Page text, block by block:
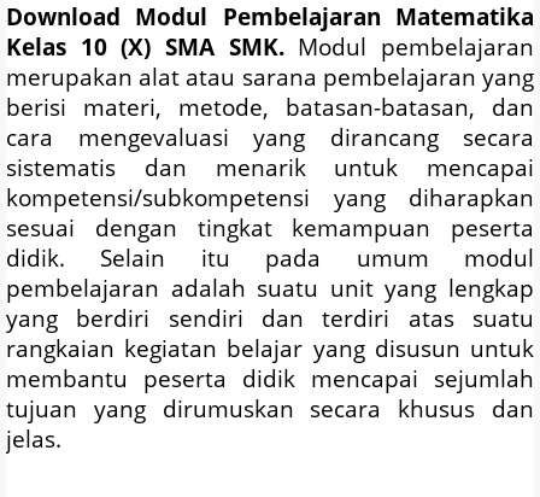
Download Modul Pembelajaran Matematika
Kelas 10 (X) SMA SMK. Modul pembelajaran
merupakan alat atau sarana pembelajaran yang
berisi materi, metode, batasan-batasan, dan
cara mengevaluasi yang dirancang secara
sistematis dan menarik untuk mencapai
kompetensi/subkompetensi yang diharapkan
sesuai dengan tingkat kemampuan peserta
didik. Selain itu pada umum modul
pembelajaran adalah suatu unit yang lengkap
yang berdiri sendiri dan terdiri atas suatu
rangkaian kegiatan belajar yang disusun untuk
membantu peserta didik mencapai sejumlah
tujuan yang dirumuskan secara khusus dan
jelas.